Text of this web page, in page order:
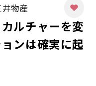
物産
ルチャーを変
ンは確実に起